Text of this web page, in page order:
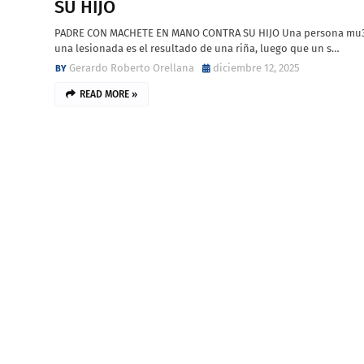
SU HIJO
PADRE CON MACHETE EN MANO CONTRA SU HIJO Una persona
una lesionada es el resultado de una riña, luego que un s…
Gerardo Roberto Orellana
diciembre 12, 2025
READ MORE »